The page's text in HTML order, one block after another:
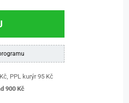
PPL kurýr 95 Kč
900 Kč